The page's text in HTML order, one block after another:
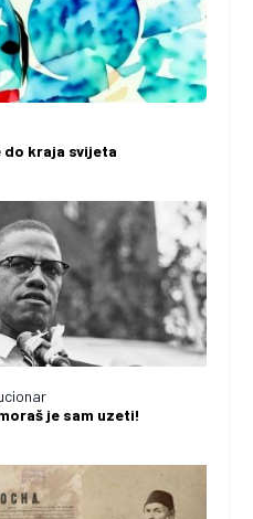
do kraja svijeta
je sam uzeti!